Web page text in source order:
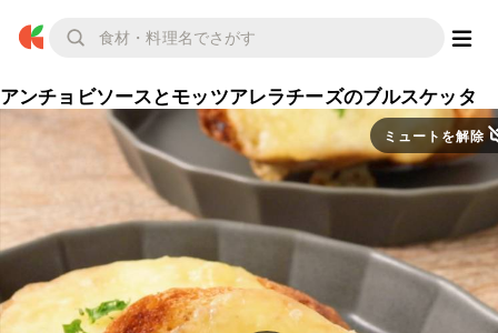
アンチョビソースとモッツアレラチーズのブルスケッタ
ミュートを解除